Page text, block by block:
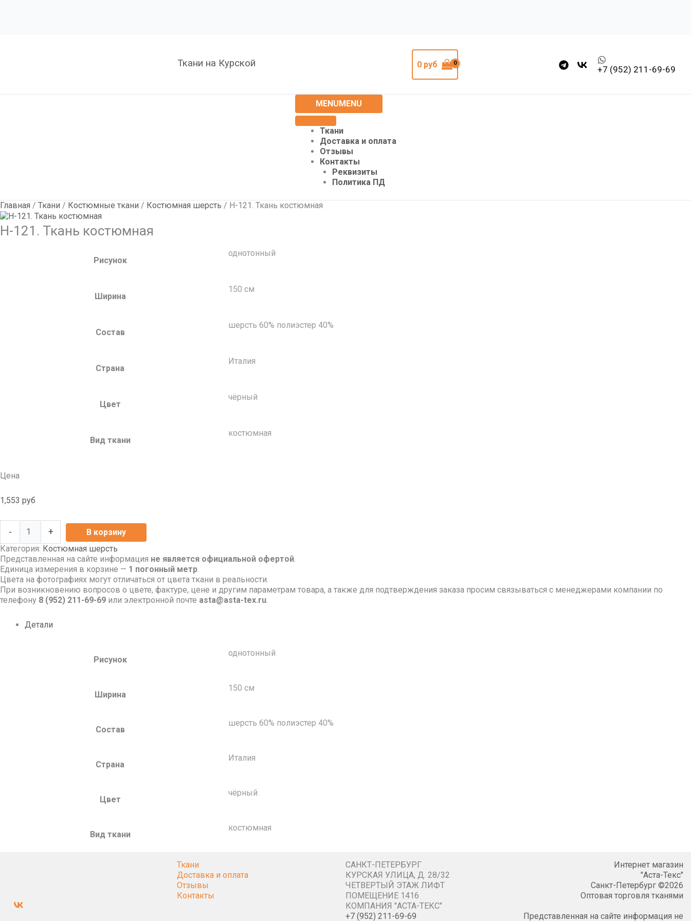
Ткани на Курской 0 руб +7 (952) 211-69-69
MENUMENU
Ткани
Доставка и оплата
Отзывы
Контакты
Реквизиты
Политика ПД
Главная / Ткани / Костюмные ткани / Костюмная шерсть / Н-121. Ткань костюмная
Н-121. Ткань костюмная
Рисунок
однотонный
Ширина
150 см
Состав
шерсть 60% полиэстер 40%
Страна
Италия
Цвет
чёрный
Вид ткани
костюмная
Цена
1,553 руб
- +
В корзину
Категория: Костюмная шерсть
Представленная на сайте информация не является официальной офертой.
Единица измерения в корзине — 1 погонный метр.
Цвета на фотографиях могут отличаться от цвета ткани в реальности.
При возникновению вопросов о цвете, фактуре, цене и другим параметрам товара, а также для подтверждения заказа просим связываться с менеджерами компании по
телефону 8 (952) 211-69-69 или электронной почте asta@asta-tex.ru.
Детали
Рисунок
однотонный
Ширина
150 см
Состав
шерсть 60% полиэстер 40%
Страна
Италия
Цвет
чёрный
Вид ткани
костюмная
Ткани
Доставка и оплата
Отзывы
Контакты
САНКТ-ПЕТЕРБУРГ
КУРСКАЯ УЛИЦА, Д. 28/32
ЧЕТВЕРТЫЙ ЭТАЖ ЛИФТ
ПОМЕЩЕНИЕ 1416
КОМПАНИЯ "АСТА-ТЕКС"
+7 (952) 211-69-69
Интернет магазин
"Аста-Текс"
Санкт-Петербург ©2026
Оптовая торговля тканями
Представленная на сайте информация не